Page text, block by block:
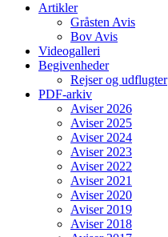
Artikler
Gråsten Avis
Bov Avis
Videogalleri
Begivenheder
Rejser og udflugter
PDF-arkiv
Aviser 2026
Aviser 2025
Aviser 2024
Aviser 2023
Aviser 2022
Aviser 2021
Aviser 2020
Aviser 2019
Aviser 2018